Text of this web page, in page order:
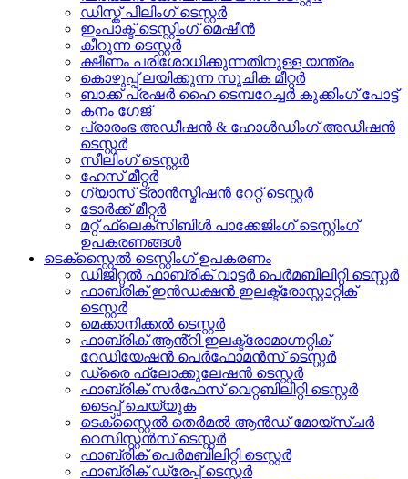
ഡിസ്ക് പീലിംഗ് ടെസ്റ്റർ
ഇംപാക്ട് ടെസ്റ്റിംഗ് മെഷീൻ
കീറുന്ന ടെസ്റ്റർ
ക്ഷീണം പരിശോധിക്കുന്നതിനുള്ള യന്ത്രം
കൊഴുപ്പ് ലയിക്കുന്ന സൂചിക മീറ്റർ
ബാക്ക് പ്രഷർ ഹൈ ടെമ്പറേച്ചർ കുക്കിംഗ് പോട്ട്
കനം ഗേജ്
പ്രാരംഭ അഡീഷൻ & ഹോൾഡിംഗ് അഡീഷൻ
ടെസ്റ്റർ
സീലിംഗ് ടെസ്റ്റർ
ഹേസ് മീറ്റർ
ഗ്യാസ് ട്രാൻസ്മിഷൻ റേറ്റ് ടെസ്റ്റർ
ടോർക്ക് മീറ്റർ
മറ്റ് ഫ്ലെക്സിബിൾ പാക്കേജിംഗ് ടെസ്റ്റിംഗ്
ഉപകരണങ്ങൾ
ടെക്സ്റ്റൈൽ ടെസ്റ്റിംഗ് ഉപകരണം
ഡിജിറ്റൽ ഫാബ്രിക് വാട്ടർ പെർമബിലിറ്റി ടെസ്റ്റർ
ഫാബ്രിക് ഇൻഡക്ഷൻ ഇലക്ട്രോസ്റ്റാറ്റിക്
ടെസ്റ്റർ
മെക്കാനിക്കൽ ടെസ്റ്റർ
ഫാബ്രിക് ആൻ്റി ഇലക്ട്രോമാഗ്നറ്റിക്
റേഡിയേഷൻ പെർഫോമൻസ് ടെസ്റ്റർ
ഡ്രൈ ഫ്ലോക്കുലേഷൻ ടെസ്റ്റർ
ഫാബ്രിക് സർഫേസ് വെറ്റബിലിറ്റി ടെസ്റ്റർ
ടൈപ്പ് ചെയ്യുക
ടെക്സ്റ്റൈൽ തെർമൽ ആൻഡ് മോയ്സ്ചർ
റെസിസ്റ്റൻസ് ടെസ്റ്റർ
ഫാബ്രിക് പെർമബിലിറ്റി ടെസ്റ്റർ
ഫാബ്രിക് ഡ്രേപ്പ് ടെസ്റ്റർ